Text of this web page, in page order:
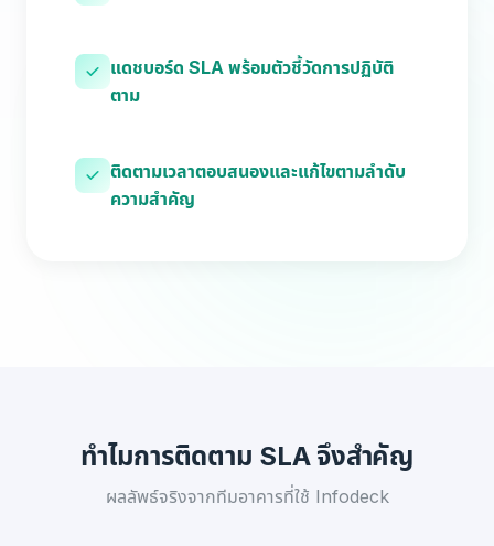
แดชบอร์ด SLA พร้อมตัวชี้วัดการปฏิบัติ
ตาม
ติดตามเวลาตอบสนองและแก้ไขตามลำดับ
ความสำคัญ
ทำไมการติดตาม SLA จึงสำคัญ
ผลลัพธ์จริงจากทีมอาคารที่ใช้ Infodeck